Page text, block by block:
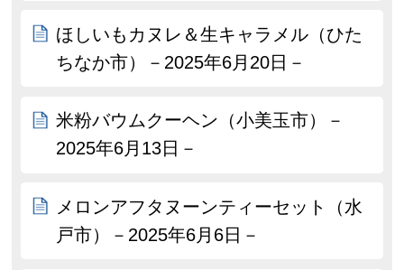
ほしいもカヌレ＆生キャラメル（ひた
ちなか市）－2025年6月20日－
米粉バウムクーヘン（小美玉市）－
2025年6月13日－
メロンアフタヌーンティーセット（水
戸市）－2025年6月6日－